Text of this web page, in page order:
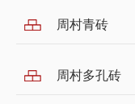
周村青砖
周村多孔砖